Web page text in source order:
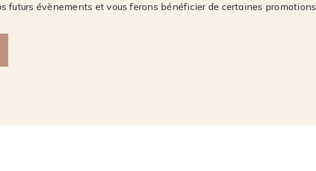
futurs évènements et vous ferons bénéficier de certaines promotions